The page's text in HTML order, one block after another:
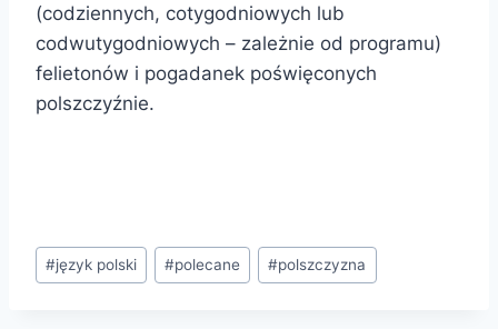
(codziennych, cotygodniowych lub
codwutygodniowych – zależnie od programu)
felietonów i pogadanek poświęconych
polszczyźnie.
Tagi
wpisu:
#język polski #polecane #polszczyzna